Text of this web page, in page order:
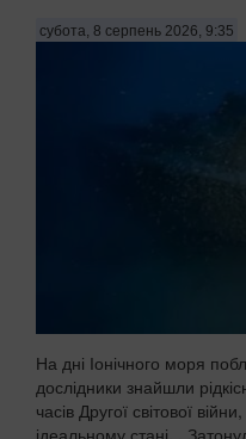
субота, 8 серпень 2026, 9:35
На дні Іонічного моря
дослідники знайшли
часів Другої світової
ідеальному стані. .